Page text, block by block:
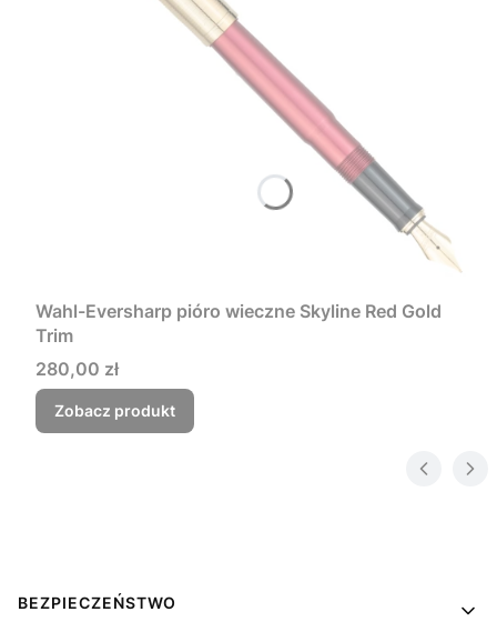
Wahl-Eversharp pióro wieczne Skyline Red Gold
Trim
Cena
280,00 zł
Zobacz produkt
Linki w stopce
BEZPIECZEŃSTWO